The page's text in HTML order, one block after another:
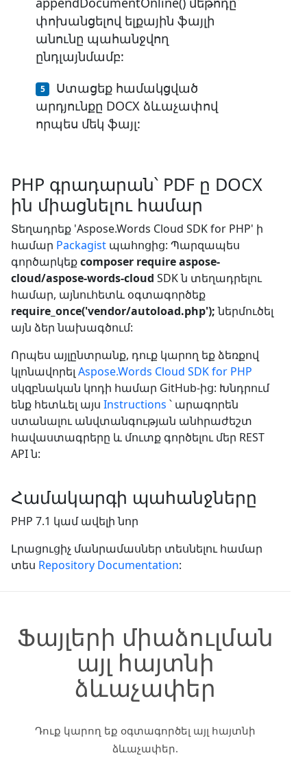
փոխանցելով ելքային ֆայլի
անունը պահանջվող
ընդլայնմամբ:
Ստացեք համակցված
արդյունքը DOCX ձևաչափով
որպես մեկ ֆայլ:
PHP գրադարան՝ PDF ը DOCX
ին միացնելու համար
Տեղադրեք 'Aspose.Words Cloud SDK for PHP' ի
համար Packagist պահոցից: Պարզապես
գործարկեքcomposer require aspose-
cloud/aspose-words-cloud SDK ն տեղադրելու
համար, այնուհետև օգտագործեք
require_once('vendor/autoload.php');ներմուծել
այն ձեր նախագծում:
Որպես այլընտրանք, դուք կարող եք ձեռքով
կլոնավորել Aspose.Words Cloud SDK for PHP
սկզբնական կոդի համար GitHub-ից: Խնդրում
ենք հետևել այս Instructions ՝ արագորեն
ստանալու անվտանգության անհրաժեշտ
հավաստագրերը և մուտք գործելու մեր REST
API ն:
Համակարգի պահանջները
PHP 7.1 կամ ավելի նոր
Լրացուցիչ մանրամասներ տեսնելու համար
տես Repository Documentation:
Ֆայլերի միաձուլման
այլ հայտնի
ձևաչափեր
Դուք կարող եք օգտագործել այլ հայտնի
ձևաչափեր.